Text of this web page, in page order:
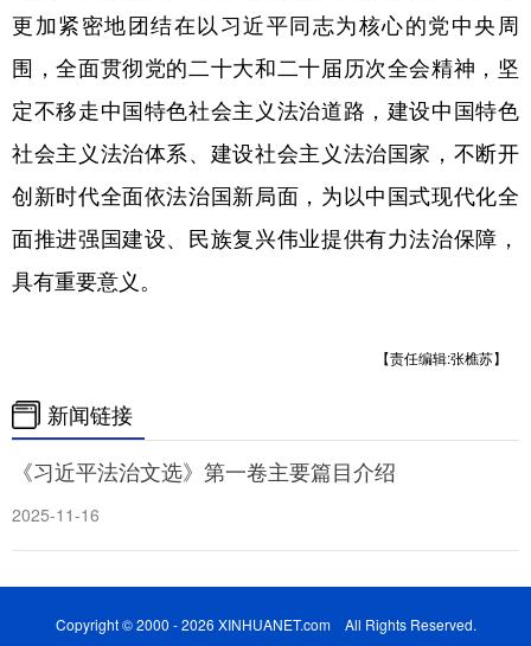
Deutsch Português
更加紧密地团结在以习近平同志为核心的党中央周
围，全面贯彻党的二十大和二十届历次全会精神，坚
定不移走中国特色社会主义法治道路，建设中国特色
社会主义法治体系、建设社会主义法治国家，不断开
创新时代全面依法治国新局面，为以中国式现代化全
面推进强国建设、民族复兴伟业提供有力法治保障，
具有重要意义。
【责任编辑:张樵苏】
新闻链接
《习近平法治文选》第一卷主要篇目介绍
2025-11-16
Copyright © 2000 - 2026 XINHUANET.com All Rights Reserved.